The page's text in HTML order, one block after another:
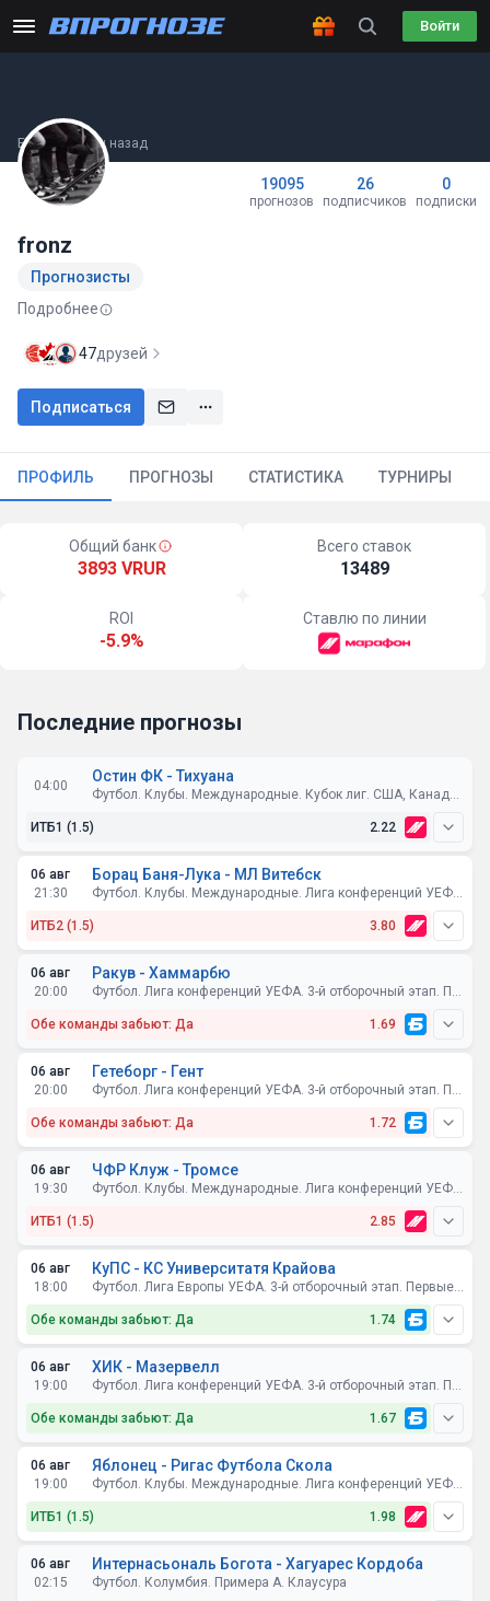
Войти
Был(а) 48 мин назад
19095
прогнозов
26
подписчиков
0
подписки
fronz
Прогнозисты
Подробнее
47друзей
Подписаться
ПРОФИЛЬ ПРОГНОЗЫ СТАТИСТИКА ТУРНИРЫ
Общий банк
3893 VRUR
Всего ставок
13489
ROI
-5.9%
Ставлю по линии
Последние прогнозы
04:00
Остин ФК - Тихуана
Футбол. Клубы. Международные. Кубок лиг. США, Канада, Мексика. Групповой этап
ИТБ1 (1.5) 2.22
06 авг
21:30
Борац Баня-Лука - МЛ Витебск
Футбол. Клубы. Международные. Лига конференций УЕФА. Квалификация. 3-й раунд. Первые матчи
ИТБ2 (1.5) 3.80
06 авг
20:00
Ракув - Хаммарбю
Футбол. Лига конференций УЕФА. 3-й отборочный этап. Первые матчи
Обе команды забьют: Да 1.69
06 авг
20:00
Гетеборг - Гент
Футбол. Лига конференций УЕФА. 3-й отборочный этап. Первые матчи
Обе команды забьют: Да 1.72
06 авг
19:30
ЧФР Клуж - Тромсе
Футбол. Клубы. Международные. Лига конференций УЕФА. Квалификация. 3-й раунд. Первые матчи
ИТБ1 (1.5) 2.85
06 авг
18:00
КуПС - КС Университатя Крайова
Футбол. Лига Европы УЕФА. 3-й отборочный этап. Первые матчи
Обе команды забьют: Да 1.74
06 авг
19:00
ХИК - Мазервелл
Футбол. Лига конференций УЕФА. 3-й отборочный этап. Первые матчи
Обе команды забьют: Да 1.67
06 авг
19:00
Яблонец - Ригас Футбола Скола
Футбол. Клубы. Международные. Лига конференций УЕФА. Квалификация. 3-й раунд. Первые матчи
ИТБ1 (1.5) 1.98
06 авг
02:15
Интернасьональ Богота - Хагуарес Кордоба
Футбол. Колумбия. Примера A. Клаусура